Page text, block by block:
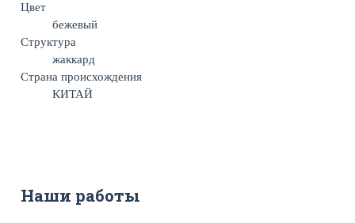
Цвет
бежевый
Структура
жаккард
Страна происхождения
КИТАЙ
Наши работы